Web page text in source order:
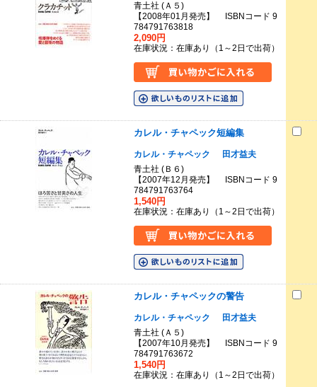
青土社 (Ａ５)
【2008年01月発売】 ISBNコード 9
784791763818
2,090円
在庫状況：在庫あり（1～2日で出荷）
カレル・チャペック短編集
カレル・チャペック
田才益夫
青土社 (Ｂ６)
【2007年12月発売】 ISBNコード 9
784791763764
1,540円
在庫状況：在庫あり（1～2日で出荷）
カレル・チャペックの警告
カレル・チャペック
田才益夫
青土社 (Ａ５)
【2007年10月発売】 ISBNコード 9
784791763672
1,540円
在庫状況：在庫あり（1～2日で出荷）